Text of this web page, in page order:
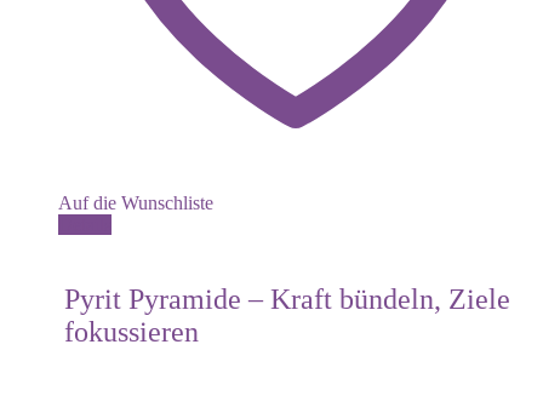
Auf die Wunschliste
Pyrit Pyramide – Kraft bündeln, Ziele
fokussieren